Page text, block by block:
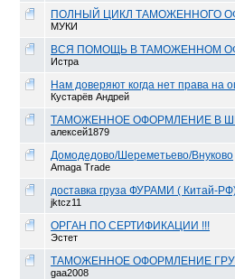
ПОЛНЫЙ ЦИКЛ ТАМОЖЕННОГО
МУКИ
ВСЯ ПОМОЩЬ В ТАМОЖЕННОМ
Истра
Нам доверяют когда нет права на
Кустарёв Андрей
ТАМОЖЕННОЕ ОФОРМЛЕНИЕ В
алексей1879
Домодедово/Шереметьево/Внуково
Amaga Trade
доставка груза ФУРАМИ ( Китай-
jktcz11
ОРГАН ПО СЕРТИФИКАЦИИ !!!
Эстет
ТАМОЖЕННОЕ ОФОРМЛЕНИЕ
gaa2008